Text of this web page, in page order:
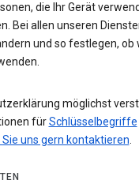
die Ihr Gerät
Bei allen unseren
und so festlegen, ob
möglichst
fürSchlüsselbegriffe
Sie uns gern kontaktieren.